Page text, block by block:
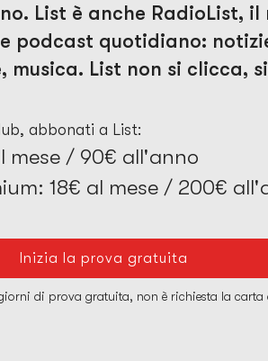
List è anche RadioList,
podcast quotidiano:
musica. List non si clicca,
abbonati a List:
mese / 90€ all'anno
18€ al mese / 200€
Inizia la prova gratuita
di prova gratuita, non è richiesta la carta